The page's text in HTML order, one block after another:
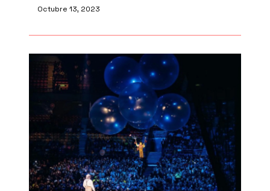
Octubre 13, 2023